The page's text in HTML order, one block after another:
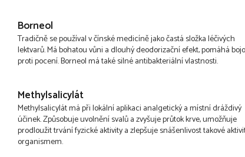
Borneol
Tradičně se používal v čínské medicíně jako častá složka léčivých
lektvarů. Má bohatou vůni a dlouhý deodorizační efekt, pomáhá
proti pocení. Borneol má také silné antibakteriální vlastnosti.
Methylsalicylát
Methylsalicylát má při lokální aplikaci analgetický a místní dráždivý
účinek. Způsobuje uvolnění svalů a zvyšuje průtok krve, umožňuje
prodloužit trvání fyzické aktivity a zlepšuje snášenlivost takové
organismem.